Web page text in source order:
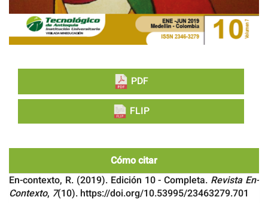
PDF
FLIP
Cómo citar
En-contexto, R. (2019). Edición 10 - Completa. Revista En-
Contexto, 7(10). https://doi.org/10.53995/23463279.701